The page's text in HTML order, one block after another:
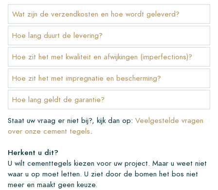
Wat zijn de verzendkosten en hoe wordt geleverd?
Hoe lang duurt de levering?
Hoe zit het met kwaliteit en afwijkingen (imperfections)?
Hoe zit het met impregnatie en bescherming?
Hoe lang geldt de garantie?
Staat uw vraag er niet bij?, kijk dan op: Veelgestelde vragen
over onze cement tegels.
Herkent u dit?
U wilt cementtegels kiezen voor uw project. Maar u weet niet
waar u op moet letten. U ziet door de bomen het bos niet
meer en maakt geen keuze.